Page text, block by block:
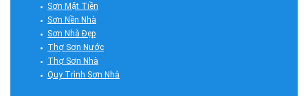
Sơn Mặt Tiền
Sơn Nền Nhà
Sơn Nhà Đẹp
Thợ Sơn Nước
Thợ Sơn Nhà
Quy Trình Sơn Nhà